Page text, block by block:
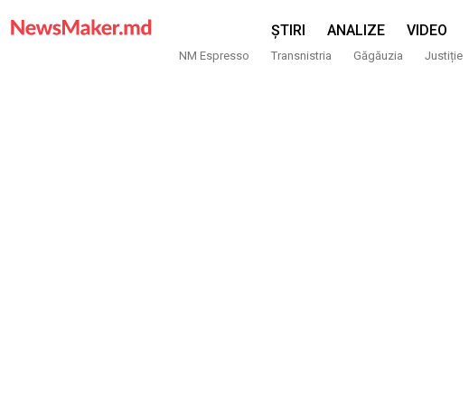
ȘTIRI ANALIZE VIDEO
NM Espresso Transnistria Găgăuzia Justiție